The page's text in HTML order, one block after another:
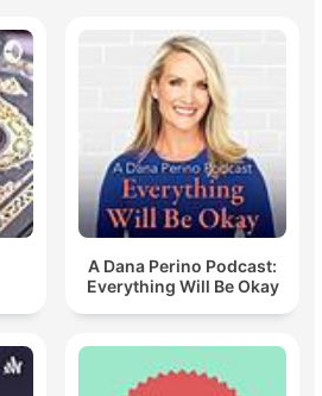
A Dana Perino Podcast:
Everything Will Be Okay